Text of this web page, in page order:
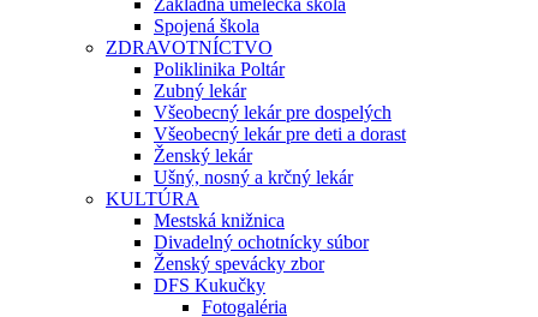
Základná umelecká škola
Spojená škola
ZDRAVOTNÍCTVO
Poliklinika Poltár
Zubný lekár
Všeobecný lekár pre dospelých
Všeobecný lekár pre deti a dorast
Ženský lekár
Ušný, nosný a krčný lekár
KULTÚRA
Mestská knižnica
Divadelný ochotnícky súbor
Ženský spevácky zbor
DFS Kukučky
Fotogaléria